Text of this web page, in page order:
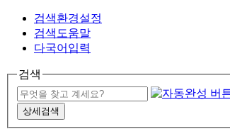
검색환경설정
검색도움말
다국어입력
검색
상세검색